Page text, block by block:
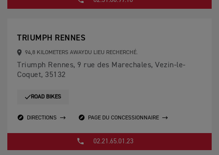
TRIUMPH RENNES
94,8 KILOMETERS AWAYDU LIEU RECHERCHÉ.
Triumph Rennes, 9 rue des Marechales, Vezin-le-
Coquet, 35132
ROAD BIKES
DIRECTIONS PAGE DU CONCESSIONNAIRE
02.21.65.01.23